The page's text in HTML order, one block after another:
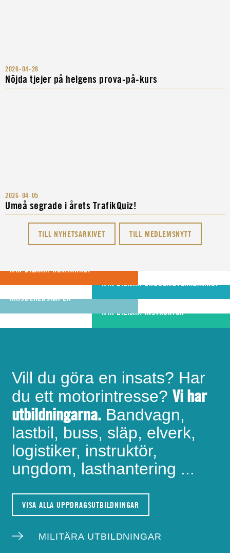
2026-04-26
Nöjda tjejer på helgens prova-på-kurs
2026-04-05
Umeå segrade i årets TrafikQuiz!
TILL NYHETSARKIVET TILL MEDLEMSNYTT
Magnus vill vara en
MIN BILKÅR: HEMVÄRNET
ungdomar utvecklas
MIN BILKÅR: UNGDOMSVERKSAMHET
Annika tycker det är
självklart att vi ska
använda de styrkor
att hjälpa varandra
MIN BILKÅR: CIVILA
KRISBEREDSKAPEN
Anna vill ge elever
förutsättningar att bli
riktigt bra
bandvagnsförare
MIN BILKÅR: INSTRUKTÖR
Vill du göra en insats? Har
du ett motorintresse? Vi har
utbildningarna. Bandvagn,
lastbil, buss, släp, elverk,
logistiker, instruktör,
ungdom, lasthantering ...
VISA ALLA UPPDRAGSUTBILDNINGAR
MILITÄRA UTBILDNINGAR